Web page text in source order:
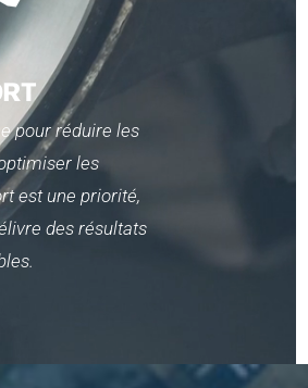
pour réduire les
les
est une priorité,
des résultats